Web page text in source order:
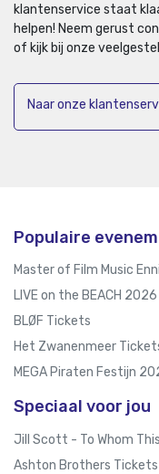
klantenservice staat
helpen! Neem gerust
of kijk bij onze
Naar onze
Populaire
Master of Film Music
LIVE on the BEACH
BLØF Tickets
Het Zwanenmeer
MEGA Piraten Festijn
Speciaal voor jou
Jill Scott - To Whom
Ashton Brothers Tickets